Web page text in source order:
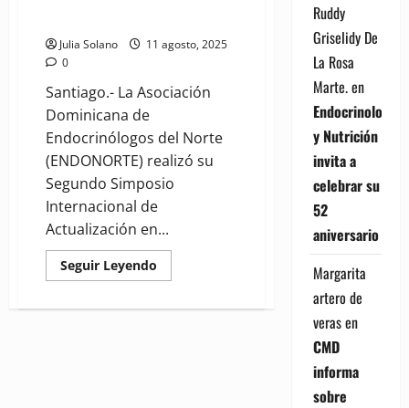
Julia Solano
11 agosto, 2025
0
Santiago.- La Asociación
Dominicana de
Endocrinólogos del Norte
(ENDONORTE) realizó su
Segundo Simposio
Internacional de
Actualización en...
Seguir Leyendo
more
ENDONORTE
Ruddy
Griselidy De
La Rosa
Marte.en
Endocrinología
y Nutrición
invita a
celebrar su
52
aniversario
Margarita
artero de
verasen
CMD
informa
sobre